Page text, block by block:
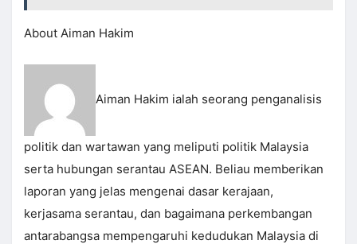
About Aiman Hakim
Aiman Hakim ialah seorang penganalisis
politik dan wartawan yang meliputi politik Malaysia
serta hubungan serantau ASEAN. Beliau memberikan
laporan yang jelas mengenai dasar kerajaan,
kerjasama serantau, dan bagaimana perkembangan
antarabangsa mempengaruhi kedudukan Malaysia di